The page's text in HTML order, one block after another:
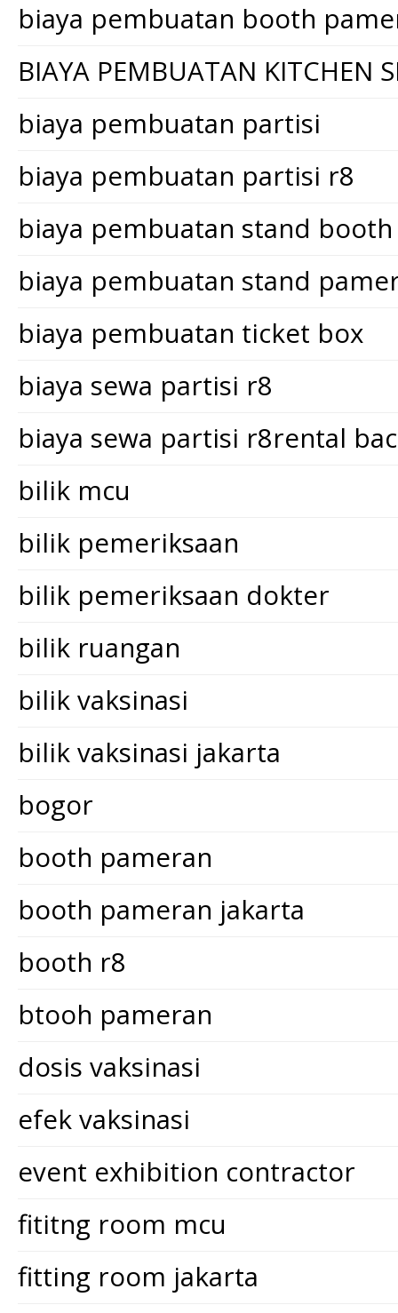
biaya pembuatan booth
BIAYA PEMBUATAN KITCHEN
biaya pembuatan partisi
biaya pembuatan partisi r8
biaya pembuatan stand booth
biaya pembuatan stand
biaya pembuatan ticket box
biaya sewa partisi r8
biaya sewa partisi r8rental
bilik mcu
bilik pemeriksaan
bilik pemeriksaan dokter
bilik ruangan
bilik vaksinasi
bilik vaksinasi jakarta
bogor
booth pameran
booth pameran jakarta
booth r8
btooh pameran
dosis vaksinasi
efek vaksinasi
event exhibition contractor
fititng room mcu
fitting room jakarta